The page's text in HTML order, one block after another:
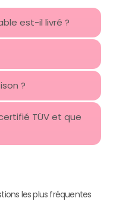
est-il livré ?
?
TÜV et que
les plus fréquentes